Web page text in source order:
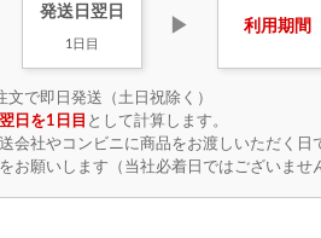
発送日 翌日
1日目
▶ 利用期間
文で即日発送（土日祝除く）
日を1日目 として計算します。
会社やコンビニに商品をお渡しいただく日
お願いします（当社必着日ではございませ